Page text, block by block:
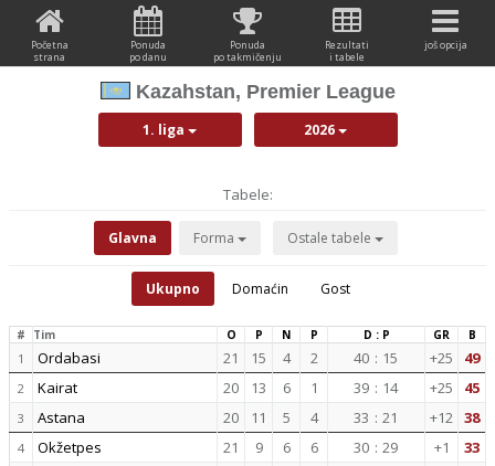
Početna
strana
Ponuda
po danu
Ponuda
po takmičenju
Rezultati
i tabele
još opcija
Kazahstan, Premier League
1. liga 2026
Tabele:
Glavna Forma Ostale tabele
Ukupno Domaćin Gost
# Tim O P N P D : P GR B
1 Ordabasi 21 15 4 2 40 : 15 +25 49
2 Kairat 20 13 6 1 39 : 14 +25 45
3 Astana 20 11 5 4 33 : 21 +12 38
4 Okžetpes 21 9 6 6 30 : 29 +1 33